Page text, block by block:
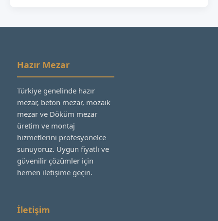
Hazır Mezar
Türkiye genelinde hazır
mezar, beton mezar, mozaik
mezar ve Döküm mezar
üretim ve montaj
hizmetlerini profesyonelce
sunuyoruz. Uygun fiyatlı ve
güvenilir çözümler için
hemen iletişime geçin.
İletişim